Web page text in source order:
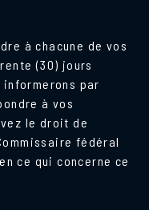
à chacune de vos
(30) jours
par
à vos
le droit de
fédéral
ce qui concerne ce